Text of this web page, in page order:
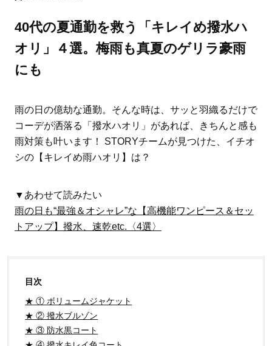
ママとパパに贈る「ジェンダーレ
40代の夏通勤を救う「キレイめ撥水ハ
オリ」４選。梅雨も真夏のゲリラ豪雨
にも
雨の日の億劫な通勤。そんな時は、サッと羽織るだけで
コーデが洒落る「撥水ハオリ」があれば、きちんと感も
雨対策も叶います！ STORYチームが見つけた、イチオ
シの【キレイめ雨ハオリ】は？
▼あわせて読みたい
雨の日も“最強＆オシャレ”な【高機能ワンピース＆セッ
トアップ】撥水、速乾etc.〈4選〉
目次
★ ① ボリュームジャケット
★ ② 撥水ブルゾン
★ ③ 防水黒コート